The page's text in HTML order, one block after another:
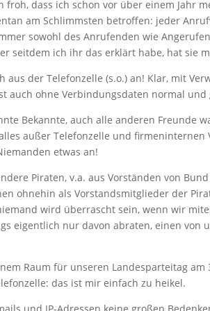
froh, dass ich schon vor über einem Jahr
am Schlimmsten betroffen: jeder
sowohl des Anrufenden wie
seitdem ich ihr das erklärt habe, hat sie
aus der Telefonzelle (s.o.) an! Klar, mit
auch ohne Verbindungsdaten normal
Bekannte, auch alle anderen Freunde
außer Telefonzelle und firmeninternen
etwas an!
Piraten, v.a. aus Vorständen von
ohnehin als Vorstandsmitglieder der
wird überrascht sein, wenn wir
eigentlich nur davon abraten, einen von
Raum für unseren Landesparteitag
das ist mir einfach zu heikel.